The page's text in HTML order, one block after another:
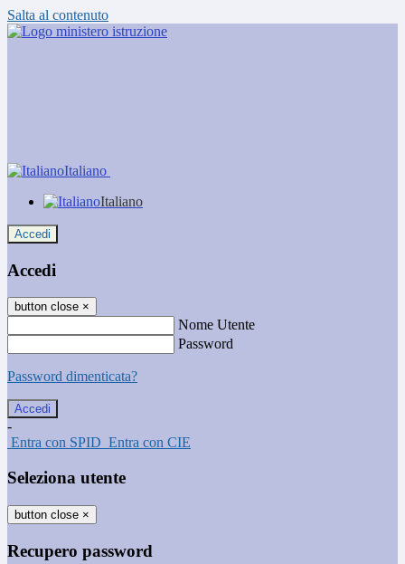
Salta al contenuto
Italiano
Italiano
Accedi
Accedi
button close ×
Nome Utente
Password
Password dimenticata?
-
Entra con SPID Entra con CIE
Seleziona utente
button close ×
Recupero password